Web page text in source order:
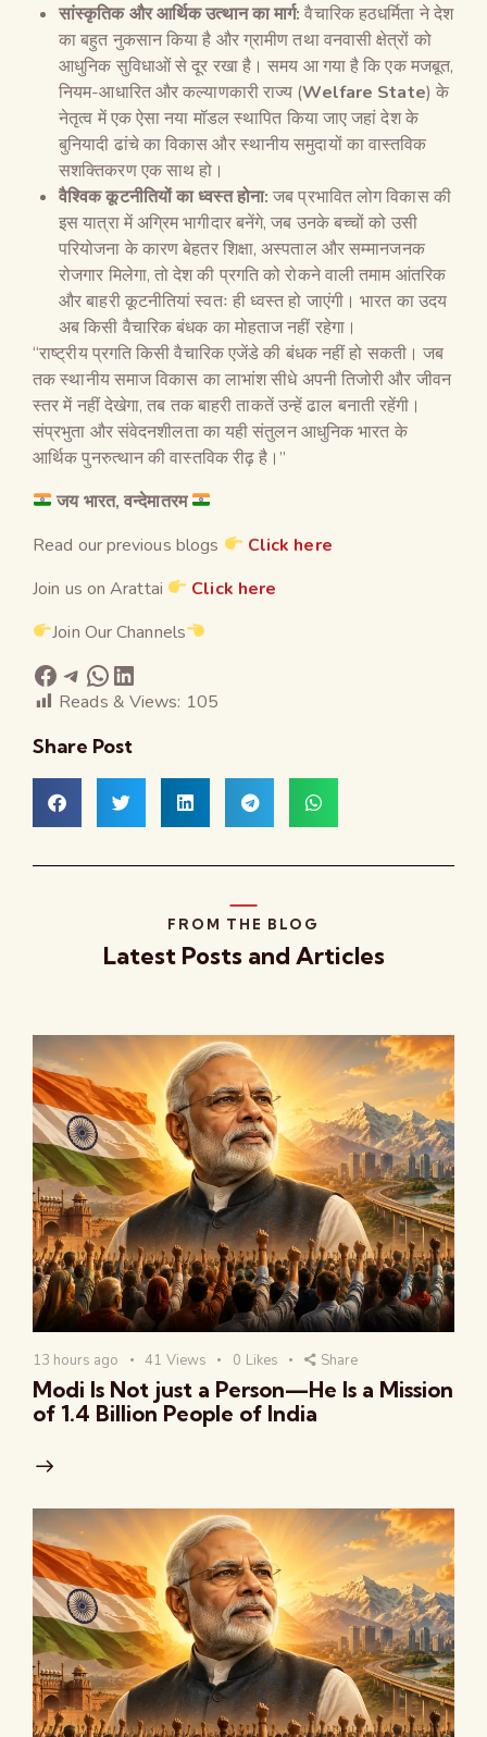
सांस्कृतिक और आर्थिक उत्थान का मार्ग: वैचारिक हठधर्मिता ने देश
का बहुत नुकसान किया है और ग्रामीण तथा वनवासी क्षेत्रों को
आधुनिक सुविधाओं से दूर रखा है। समय आ गया है कि एक मजबूत,
नियम-आधारित और कल्याणकारी राज्य (Welfare State) के
नेतृत्व में एक ऐसा नया मॉडल स्थापित किया जाए जहां देश के
बुनियादी ढांचे का विकास और स्थानीय समुदायों का वास्तविक
सशक्तिकरण एक साथ हो।
वैश्विक कूटनीतियों का ध्वस्त होना: जब प्रभावित लोग विकास की
इस यात्रा में अग्रिम भागीदार बनेंगे, जब उनके बच्चों को उसी
परियोजना के कारण बेहतर शिक्षा, अस्पताल और सम्मानजनक
रोजगार मिलेगा, तो देश की प्रगति को रोकने वाली तमाम आंतरिक
और बाहरी कूटनीतियां स्वतः ही ध्वस्त हो जाएंगी। भारत का उदय
अब किसी वैचारिक बंधक का मोहताज नहीं रहेगा।
“राष्ट्रीय प्रगति किसी वैचारिक एजेंडे की बंधक नहीं हो सकती। जब
तक स्थानीय समाज विकास का लाभांश सीधे अपनी तिजोरी और जीवन
स्तर में नहीं देखेगा, तब तक बाहरी ताकतें उन्हें ढाल बनाती रहेंगी।
संप्रभुता और संवेदनशीलता का यही संतुलन आधुनिक भारत के
आर्थिक पुनरुत्थान की वास्तविक रीढ़ है।”
जय भारत, वन्देमातरम
Read our previous blogs
Click here
Join us on Arattai
Click here
Join Our Channels
Reads & Views: 105
Share Post
FROM THE BLOG
Latest Posts and Articles
13 hours ago 41 Views 0 Likes Share
Modi Is Not just a Person—He Is a Mission
of 1.4 Billion People of India